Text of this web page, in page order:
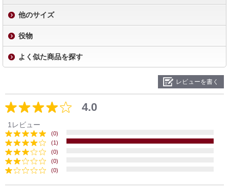
他のサイズ
役物
よく似た商品を探す
レビューを書く
4.0
1レビュー
(0)
(1)
(0)
(0)
(0)